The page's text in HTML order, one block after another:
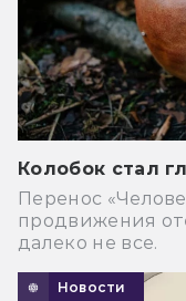
Колобок стал
Перенос
продвижения
далеко не все.
Новости